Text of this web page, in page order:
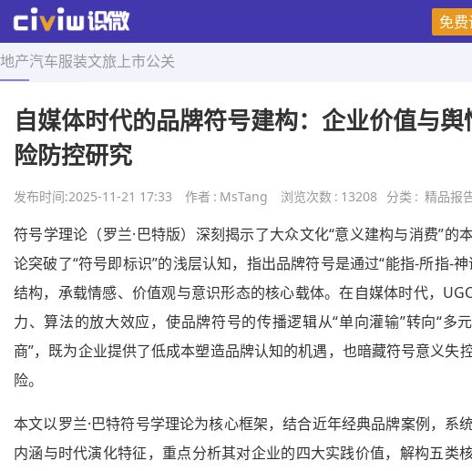
免
地产汽车服装文旅 上市公关
首页 > 精品报告 > 正文
自媒体时代的品牌符号建构：企业价值与舆
险防控研究
发布时间:2025-11-21 17:33 作者 : MsTang 浏览次数 : 13208 分类 : 精品报
符号学理论（罗兰·巴特版）深刻揭示了大众文化“意义建构与消费”的
论突破了“符号即标识”的浅层认知，指出品牌符号是通过“能指-所指-神
结构，承载情感、价值观与意识形态的核心载体。在自媒体时代，
力、算法的放大效应，使品牌符号的传播逻辑从“单向灌输”转向“多
商”，既为企业提供了低成本塑造品牌认知的机遇，也暗藏符号意义失
险。
本文以罗兰·巴特符号学理论为核心框架，结合近年经典品牌案例，系
内涵与时代演化特征，重点分析其对企业的四大实践价值，解构五类